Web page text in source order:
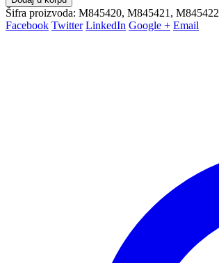
Šifra proizvoda: M845420, M845421, M845422
Facebook Twitter LinkedIn Google + Email